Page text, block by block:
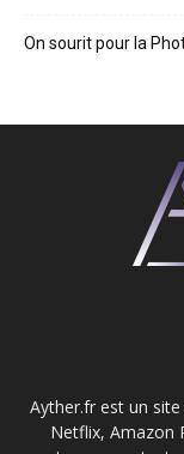
On sourit pour la
Ayther.fr est un
Netflix, Amazon